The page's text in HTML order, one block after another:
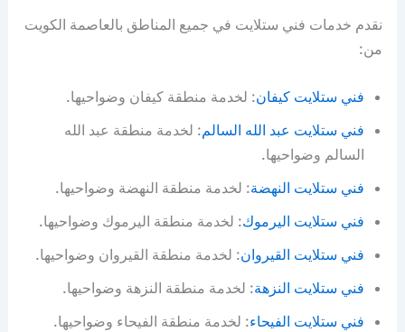
نقدم خدمات فني ستلايت في جميع المناطق بالعاصمة الكويت
من:
فني ستلايت كيفان: لخدمة منطقة كيفان وضواحيها.
فني ستلايت عبد الله السالم: لخدمة منطقة عبد الله
السالم وضواحيها.
فني ستلايت النهضة: لخدمة منطقة النهضة وضواحيها.
فني ستلايت اليرموك: لخدمة منطقة اليرموك وضواحيها.
فني ستلايت القيروان: لخدمة منطقة القيروان وضواحيها.
فني ستلايت النزهة: لخدمة منطقة النزهة وضواحيها.
فني ستلايت الفيحاء: لخدمة منطقة الفيحاء وضواحيها.